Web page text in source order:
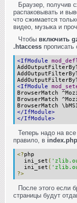
Браузер, получив
распаковывать и
что сжимается
видео, музыка и
Чтобы включить
.htaccess
<IfModule
<IfModule
BrowserMatch
BrowserMatch
BrowserMatch
</IfModule>
</IfModule>
Теперь надо на
правило, в index.php
<?php
ini_set (
ini_set (
?>
После этого если
страницы будут